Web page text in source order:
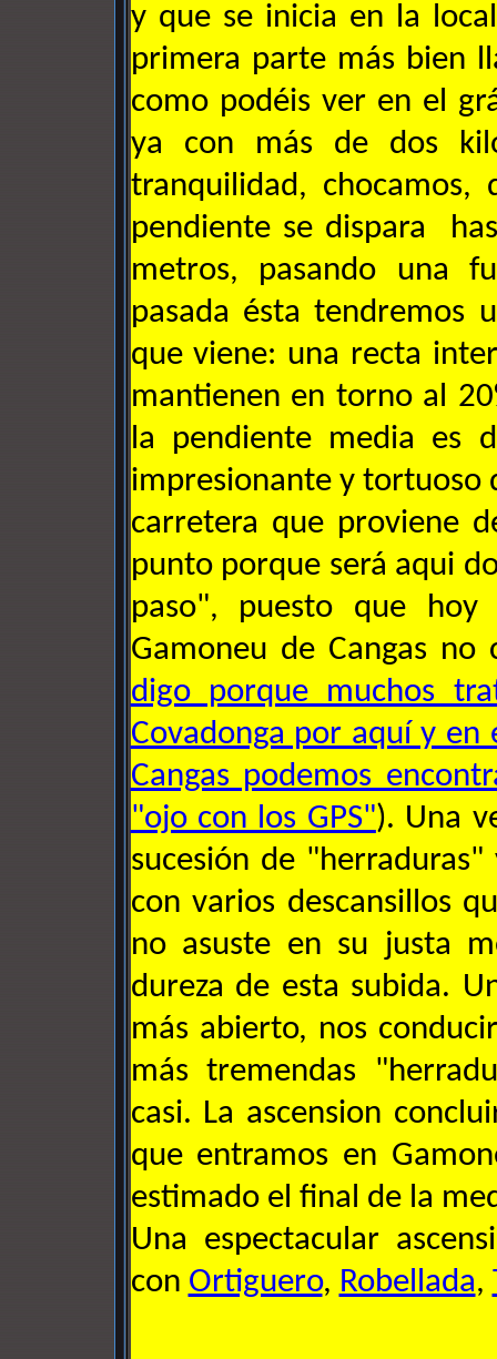
y que se inicia en la
primera parte más bien
como podéis ver en el
ya con más de dos
tranquilidad,
pendiente se dispara
metros, pasando una
pasada ésta tendremos
que viene: una recta
mantienen en torno al
la pendiente media es
impresionante y tortuoso
carretera que proviene
punto porque será aqui
paso", puesto que
Gamoneu de Cangas
digo porque muchos
Covadonga por aquí y
Cangas podemos
"ojo con los GPS"). Una
sucesión de
con varios descansillos
no asuste en su justa
dureza de esta subida.
más abierto, nos
más tremendas
casi. La ascension
que entramos en
estimado el final de la
Una espectacular
con Ortiguero, Robellada,